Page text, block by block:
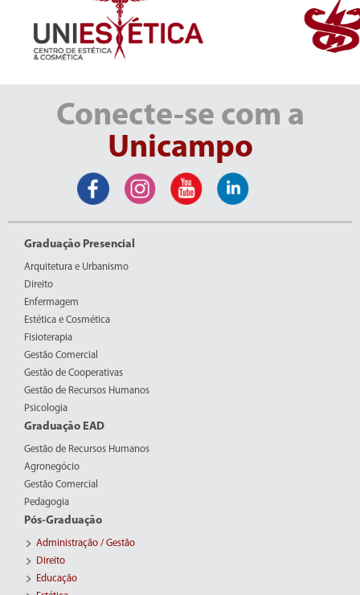
Conecte-se com a
Unicampo
Graduação Presencial
Arquitetura e Urbanismo
Direito
Enfermagem
Estética e Cosmética
Fisioterapia
Gestão Comercial
Gestão de Cooperativas
Gestão de Recursos Humanos
Psicologia
Graduação EAD
Gestão de Recursos Humanos
Agronegócio
Gestão Comercial
Pedagogia
Pós-Graduação
Administração / Gestão
Direito
Educação